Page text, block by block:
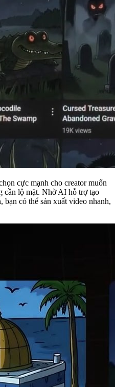
cực mạnh cho creator muốn
cần lộ mặt. Nhờ AI hỗ trợ tạo
có thể sản xuất video nhanh,